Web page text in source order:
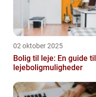
02 oktober 2025
Bolig til leje: En guide til
lejeboligmuligheder